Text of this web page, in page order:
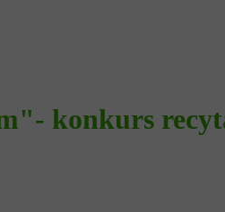
konkurs